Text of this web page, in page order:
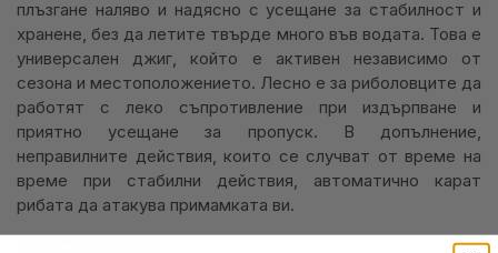
плъзгане наляво и надясно с усещане за стабилност и
хранене, без да летите твърде много във водата. Това е
универсален джиг, който е активен независимо от
сезона и местоположението. Лесно е за риболовците да
работят с леко съпротивление при издърпване и
приятно усещане за пропуск. В допълнение,
неправилните действия, които се случват от време на
време при стабилни действия, автоматично карат
рибата да атакува примамката ви.